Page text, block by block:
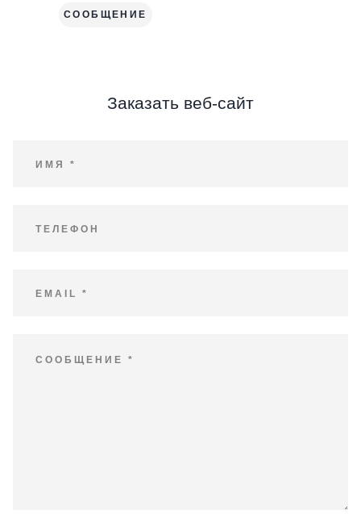
СООБЩЕНИЕ
Заказать веб-сайт